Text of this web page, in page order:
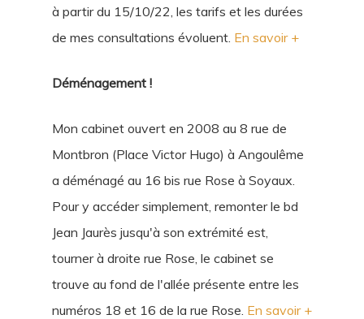
à partir du 15/10/22, les tarifs et les durées
de mes consultations évoluent. En savoir +
Déménagement !
Mon cabinet ouvert en 2008 au 8 rue de
Montbron (Place Victor Hugo) à Angoulême
a déménagé au 16 bis rue Rose à Soyaux.
Pour y accéder simplement, remonter le bd
Jean Jaurès jusqu'à son extrémité est,
tourner à droite rue Rose, le cabinet se
trouve au fond de l'allée présente entre les
numéros 18 et 16 de la rue Rose. En savoir +